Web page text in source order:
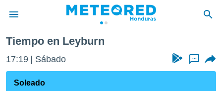
de
ha sido
Tiempo en Leyburn
17:19 Sábado ...
Soleado